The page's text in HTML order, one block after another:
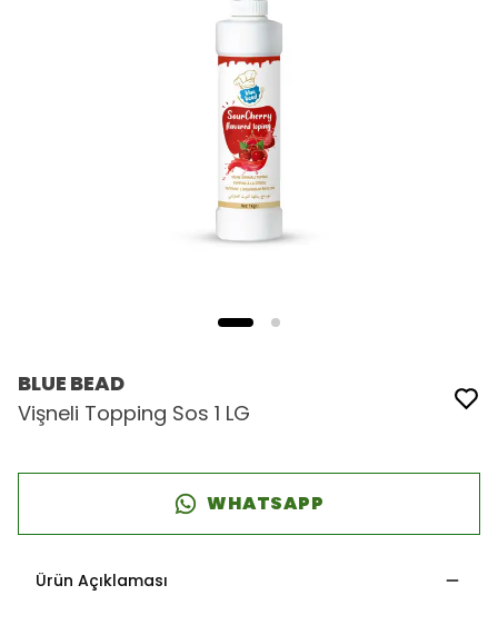
BLUE BEAD
Vişneli Topping Sos 1 LG
WHATSAPP
Ürün Açıklaması